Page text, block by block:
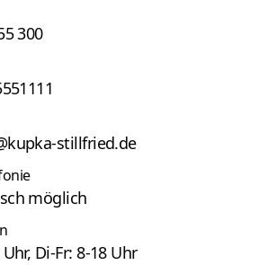
300
stillfried.de
möglich
Di-Fr: 8-18 Uhr